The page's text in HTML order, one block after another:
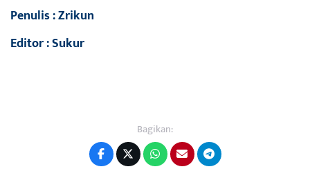
Penulis : Zrikun
Editor : Sukur
Bagikan: